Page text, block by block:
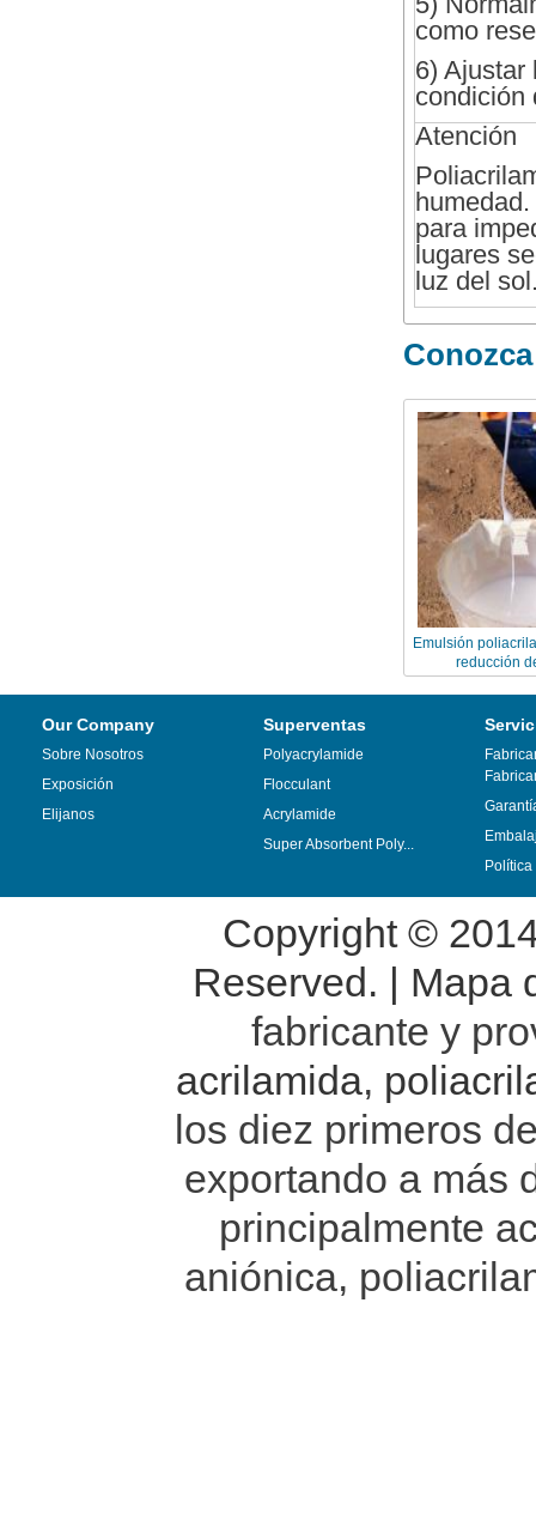
como
6) Ajustar
condición
Atención
para
lugares
luz del
Emulsión
reducción
Our Company
Sobre Nosotros
Exposición
Elijanos
Superventas
Polyacrylamide
Flocculant
Acrylamide
Super Absorbent Poly...
Copyright ©
Reserved. | Mapa
fabricante y
acrilamida,
los diez primeros
exportando a más
principalmente
aniónica,